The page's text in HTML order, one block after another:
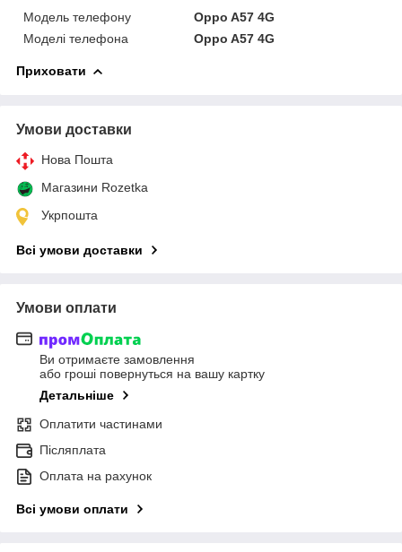
Модель телефону
Oppo A57 4G
Моделі телефона
Oppo A57 4G
Приховати
Умови доставки
Нова Пошта
Магазини Rozetka
Укрпошта
Всі умови доставки
Умови оплати
Ви отримаєте замовлення
або гроші повернуться на вашу картку
Детальніше
Оплатити частинами
Післяплата
Оплата на рахунок
Всі умови оплати